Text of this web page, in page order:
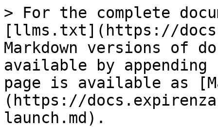
> For the complete
[llms.txt](https://
Markdown versions of
available by
page is available as
(https://
launch.md).